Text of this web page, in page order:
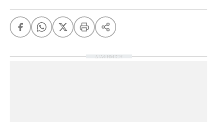
ΔΙΑΦΗΜΙΣΗ